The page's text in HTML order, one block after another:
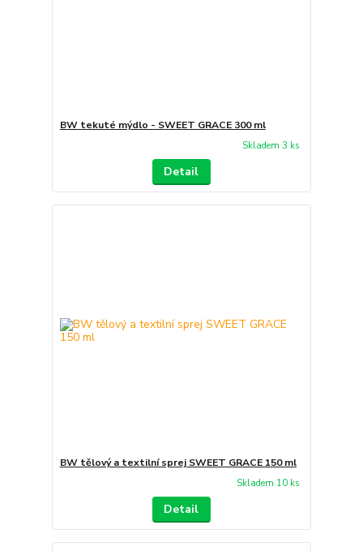
BW tekuté mýdlo - SWEET GRACE 300 ml
Skladem 3 ks
Detail
BW tělový a textilní sprej SWEET GRACE 150 ml
Skladem 10 ks
Detail